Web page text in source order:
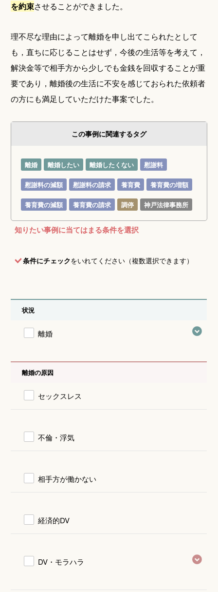
を約束させることができました。
理不尽な理由によって離婚を申し出てこられたとして
も，直ちに応じることはせず，今後の生活等を考えて，
解決金等で相手方から少しでも金銭を回収することが重
要であり，離婚後の生活に不安を感じておられた依頼者
の方にも満足していただけた事案でした。
この事例に関連するタグ
離婚 離婚したい 離婚したくない 慰謝料
慰謝料の減額 慰謝料の請求 養育費 養育費の増額
養育費の減額 養育費の請求 調停 神戸法律事務所
知りたい事例に当てはまる条件を選択
条件にチェックをいれてください（複数選択できます）
状況
離婚
離婚の原因
セックスレス
不倫・浮気
相手方が働かない
経済的DV
DV・モラハラ